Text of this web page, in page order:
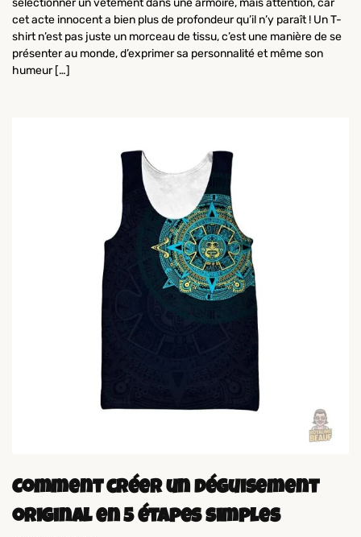
sélectionner un vêtement dans une armoire, mais attention, car
cet acte innocent a bien plus de profondeur qu’il n’y paraît ! Un T-
shirt n’est pas juste un morceau de tissu, c’est une manière de se
présenter au monde, d’exprimer sa personnalité et même son
humeur […]
Comment créer un déguisement
original en 5 étapes simples